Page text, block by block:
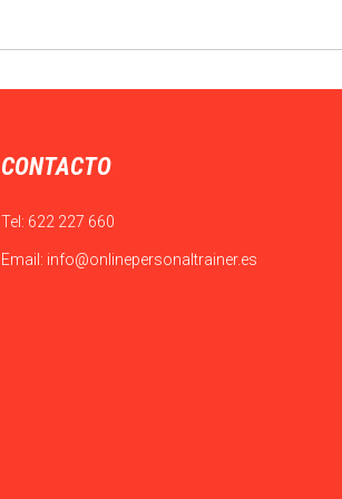
CONTACTO
Tel: 622 227 660
Email: info@onlinepersonaltrainer.es